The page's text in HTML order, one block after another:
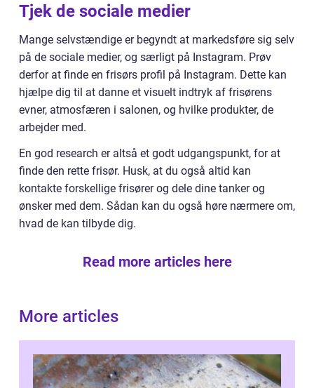
Tjek de sociale medier
Mange selvstændige er begyndt at markedsføre sig selv
på de sociale medier, og særligt på Instagram. Prøv
derfor at finde en frisørs profil på Instagram. Dette kan
hjælpe dig til at danne et visuelt indtryk af frisørens
evner, atmosfæren i salonen, og hvilke produkter, de
arbejder med.
En god research er altså et godt udgangspunkt, for at
finde den rette frisør. Husk, at du også altid kan
kontakte forskellige frisører og dele dine tanker og
ønsker med dem. Sådan kan du også høre nærmere om,
hvad de kan tilbyde dig.
Read more articles here
More articles